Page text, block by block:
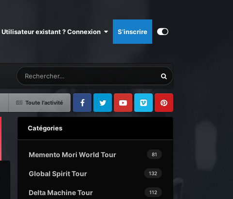
Utilisateur existant ? Connexion S’inscrire
Toute l’activité
FacebookTwitter Youtube Vimeo Pinterest
Catégories
81
Memento Mori World Tour
132
Global Spirit Tour
112
Delta Machine Tour